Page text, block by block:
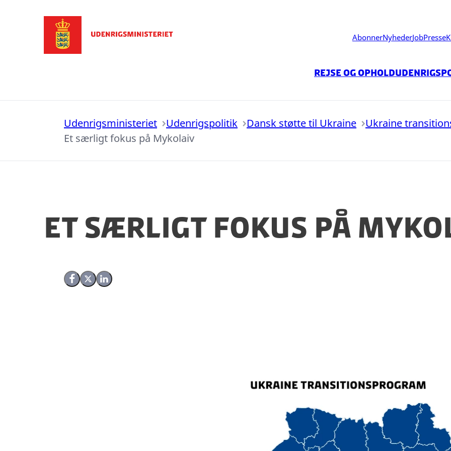
AbonnerNyhederJobPresse
Rejse og ophold
Udenrigsministeriet Udenrigspolitik Dansk støtte til Ukraine
Ukraine
Et særligt fokus på Mykolaiv
Et særligt fokus på
Del på Facebook
Del på X (Twitter)
Del på LinkedIn